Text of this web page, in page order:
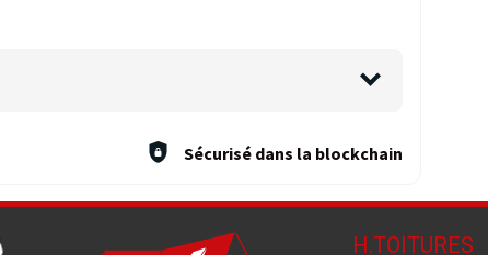
Sécurisé dans la blockchain
H.TOITURES